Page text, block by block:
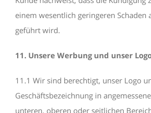
einem wesentlich geringeren Schaden
geführt wird.
11. Unsere Werbung und unser
11.1 Wir sind berechtigt, unser Logo
Geschäftsbezeichnung in
unteren, oberen oder seitlichen